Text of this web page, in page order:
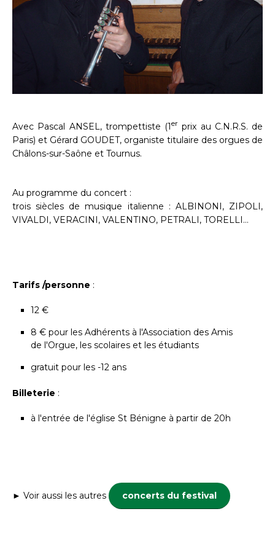
Avec Pascal ANSEL, trompettiste (1er prix au C.N.R.S. de
Paris) et Gérard GOUDET, organiste titulaire des orgues de
Châlons-sur-Saône et Tournus.
Au programme du concert :
trois siècles de musique italienne : ALBINONI, ZIPOLI,
VIVALDI, VERACINI, VALENTINO, PETRALI, TORELLI…
Tarifs /personne :
12 €
8 € pour les Adhérents à l'Association des Amis
de l'Orgue, les scolaires et les étudiants
gratuit pour les -12 ans
Billeterie :
à l'entrée de l'église St Bénigne à partir de 20h
► Voir aussi les autres concerts du festival